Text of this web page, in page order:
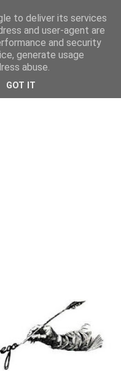
to deliver its services
and user-agent are
and security
generate usage
abuse.
GOT IT